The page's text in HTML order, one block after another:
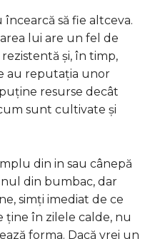
să fie altceva.
lui are un fel de
și, în timp,
au reputația unor
resurse decât
sunt cultivate și
din in sau cânepă
din bumbac, dar
simți imediat de ce
ține în zilele calde, nu
forma. Dacă vrei un